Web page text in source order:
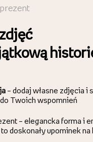
– dodaj własne zdjęcia i
Twoich wspomnień
– elegancka forma i
doskonały upominek na